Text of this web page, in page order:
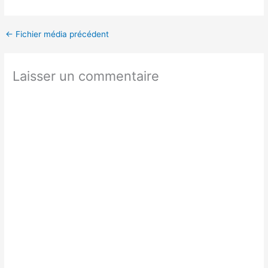
← Fichier média précédent
Laisser un commentaire